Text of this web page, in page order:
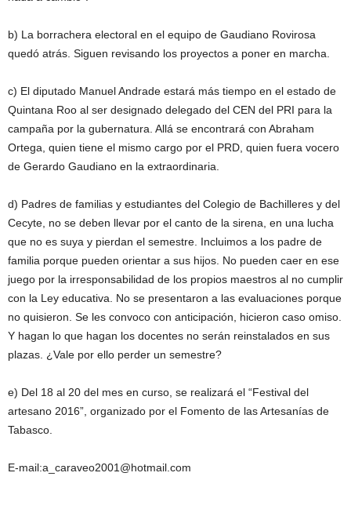
b) La borrachera electoral en el equipo de Gaudiano Rovirosa
quedó atrás. Siguen revisando los proyectos a poner en marcha.
c) El diputado Manuel Andrade estará más tiempo en el estado de
Quintana Roo al ser designado delegado del CEN del PRI para la
campaña por la gubernatura. Allá se encontrará con Abraham
Ortega, quien tiene el mismo cargo por el PRD, quien fuera vocero
de Gerardo Gaudiano en la extraordinaria.
d) Padres de familias y estudiantes del Colegio de Bachilleres y del
Cecyte, no se deben llevar por el canto de la sirena, en una lucha
que no es suya y pierdan el semestre. Incluimos a los padre de
familia porque pueden orientar a sus hijos. No pueden caer en ese
juego por la irresponsabilidad de los propios maestros al no cumplir
con la Ley educativa. No se presentaron a las evaluaciones porque
no quisieron. Se les convoco con anticipación, hicieron caso omiso.
Y hagan lo que hagan los docentes no serán reinstalados en sus
plazas. ¿Vale por ello perder un semestre?
e) Del 18 al 20 del mes en curso, se realizará el “Festival del
artesano 2016”, organizado por el Fomento de las Artesanías de
Tabasco.
E-mail:a_caraveo2001@hotmail.com